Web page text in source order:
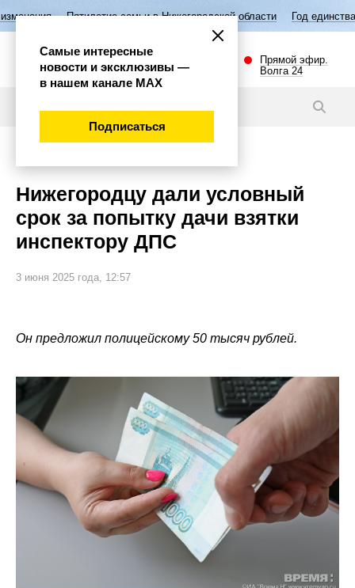
семьи в Нижегородской области Год единства народов России
Прямой эфир.
Волга 24
Нижегородцу дали условный
срок за попытку дачи взятки
инспектору ДПС
3 июня 2025 года, 12:57
Он предложил полицейскому 50 тысяч рублей.
Самые интересные
новости и эксклюзивы —
в нашем канале МАХ
Подписаться